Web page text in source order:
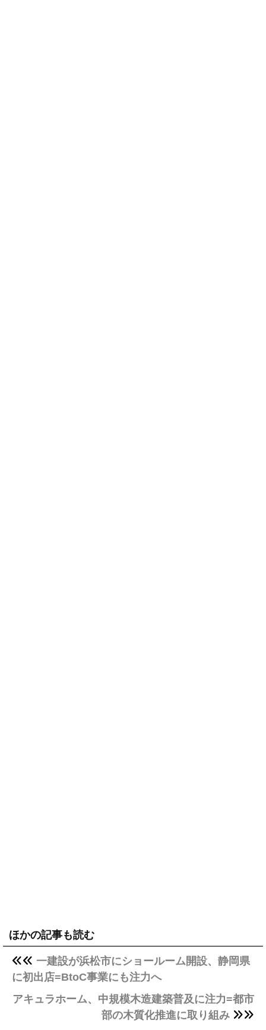
ほかの記事も読む
一建設が浜松市にショールーム開設、静岡県
に初出店=BtoC事業にも注力へ
アキュラホーム、中規模木造建築普及に注力=都市
部の木質化推進に取り組み